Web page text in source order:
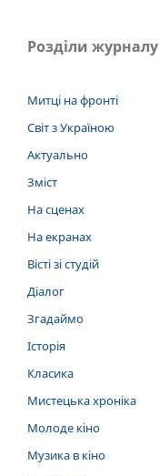
Розділи журналу
Митці на фронті
Світ з Україною
Актуально
Зміст
На сценах
На екранах
Вісті зі студій
Діалог
Згадаймо
Історія
Класика
Мистецька хроніка
Молоде кіно
Музика в кіно